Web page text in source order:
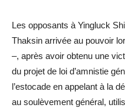
Les opposants à Yingluck
Thaksin arrivée au pouvoir
–, après avoir obtenu une
du projet de loi d’amnistie
l’estocade en appelant à la
au soulèvement général,